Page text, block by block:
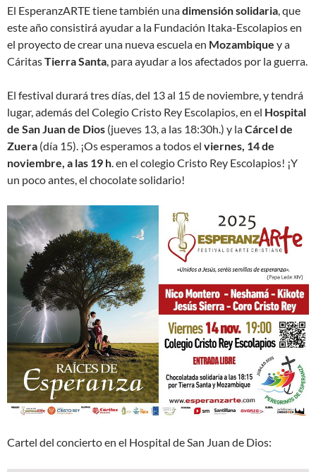
El EsperanzARTE tiene también unadimensión solidaria, que
este año consistirá ayudar a la Fundación Itaka-Escolapios en
el proyecto de crear una nueva escuela en Mozambique y a
CáritasTierra Santa, para ayudar a los afectados por la guerra.
El festival durará tres días, del 13 al 15 de noviembre, y tendrá
lugar, además del Colegio Cristo Rey Escolapios, en el Hospital
de San Juan de Dios (jueves 13, a las 18:30h.) y laCárcel de
Zuera (día 15). ¡Os esperamos a todos el viernes, 14 de
noviembre, a las 19 h. en el colegio Cristo Rey Escolapios! ¡Y
un poco antes, el chocolate solidario!
Cartel del concierto en el Hospital de San Juan de Dios: